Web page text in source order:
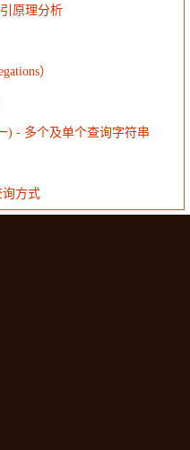
原理分析
）
) - 多个及单个查询字符串
询方式